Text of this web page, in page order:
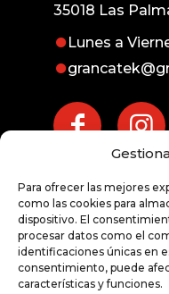
Para ofrecer las mejores
como las cookies para
dispositivo. El
procesar datos como el
identificaciones únicas en
consentimiento, puede
características y funciones.
35018 Las
Lunes a